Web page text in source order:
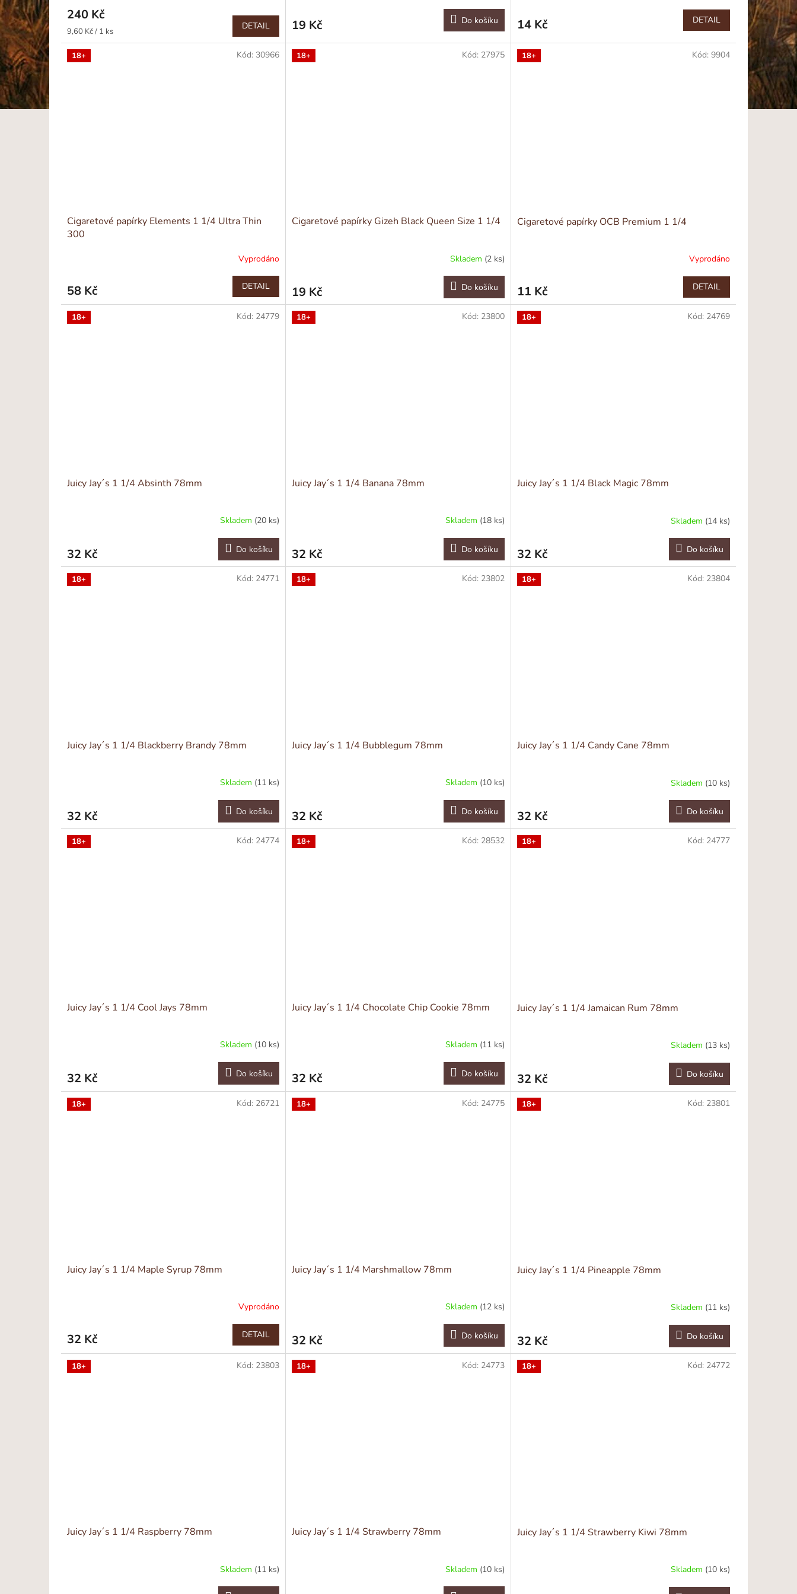
240 Kč
Měrná
cena:
9,60 Kč / 1 ks DETAIL 19 Kč Do košíku 14 Kč DETAIL
18+
Cigaretové papírky Elements 1 1/4 Ultra Thin
300
Vyprodáno
58 Kč DETAIL
Kód: 30966 18+
Cigaretové papírky Gizeh Black Queen Size 1 1/4
Skladem (2 ks)
19 Kč Do košíku
Kód: 27975 18+
Cigaretové papírky OCB Premium 1 1/4
Vyprodáno
11 Kč DETAIL
Kód: 9904
18+
Juicy Jay´s 1 1/4 Absinth 78mm
Skladem (20 ks)
32 Kč Do košíku
Kód: 24779 18+
Juicy Jay´s 1 1/4 Banana 78mm
Skladem (18 ks)
32 Kč Do košíku
Kód: 23800 18+
Juicy Jay´s 1 1/4 Black Magic 78mm
Skladem (14 ks)
32 Kč Do košíku
Kód: 24769
18+
Juicy Jay´s 1 1/4 Blackberry Brandy 78mm
Skladem (11 ks)
32 Kč Do košíku
Kód: 24771 18+
Juicy Jay´s 1 1/4 Bubblegum 78mm
Skladem (10 ks)
32 Kč Do košíku
Kód: 23802 18+
Juicy Jay´s 1 1/4 Candy Cane 78mm
Skladem (10 ks)
32 Kč Do košíku
Kód: 23804
18+
Juicy Jay´s 1 1/4 Cool Jays 78mm
Skladem (10 ks)
32 Kč Do košíku
Kód: 24774 18+
Juicy Jay´s 1 1/4 Chocolate Chip Cookie 78mm
Skladem (11 ks)
32 Kč Do košíku
Kód: 28532 18+
Juicy Jay´s 1 1/4 Jamaican Rum 78mm
Skladem (13 ks)
32 Kč Do košíku
Kód: 24777
18+
Juicy Jay´s 1 1/4 Maple Syrup 78mm
Vyprodáno
32 Kč DETAIL
Kód: 26721 18+
Juicy Jay´s 1 1/4 Marshmallow 78mm
Skladem (12 ks)
32 Kč Do košíku
Kód: 24775 18+
Juicy Jay´s 1 1/4 Pineapple 78mm
Skladem (11 ks)
32 Kč Do košíku
Kód: 23801
18+
Juicy Jay´s 1 1/4 Raspberry 78mm
Skladem (11 ks)
Kód: 23803 18+
Juicy Jay´s 1 1/4 Strawberry 78mm
Skladem (10 ks)
Kód: 24773 18+
Juicy Jay´s 1 1/4 Strawberry Kiwi 78mm
Skladem (10 ks)
Kód: 24772